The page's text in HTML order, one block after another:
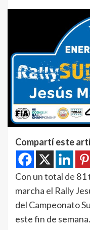
Compartí este
Con un total de
marcha el Rally
del Campeonato
este fin de semana.